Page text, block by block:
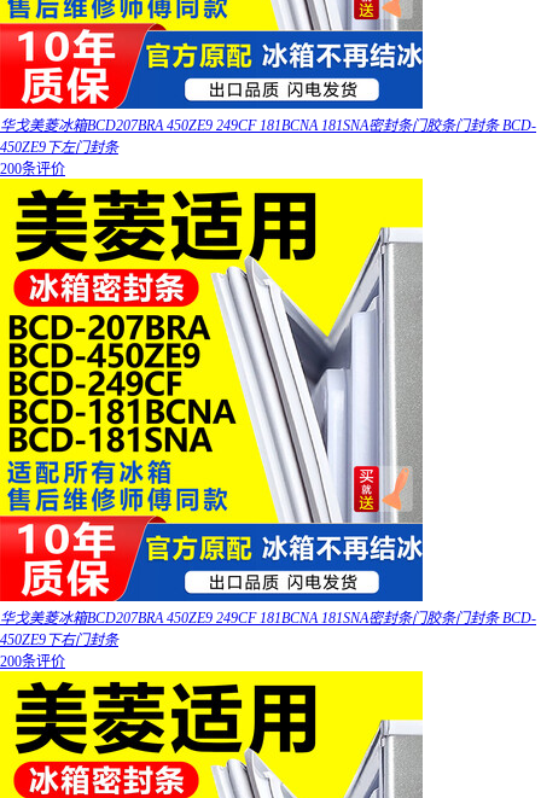
华戈美菱冰箱BCD207BRA 450ZE9 249CF 181BCNA 181SNA密封条门胶条门封条 BCD-
450ZE9下左门封条
200条评价
华戈美菱冰箱BCD207BRA 450ZE9 249CF 181BCNA 181SNA密封条门胶条门封条 BCD-
450ZE9下右门封条
200条评价